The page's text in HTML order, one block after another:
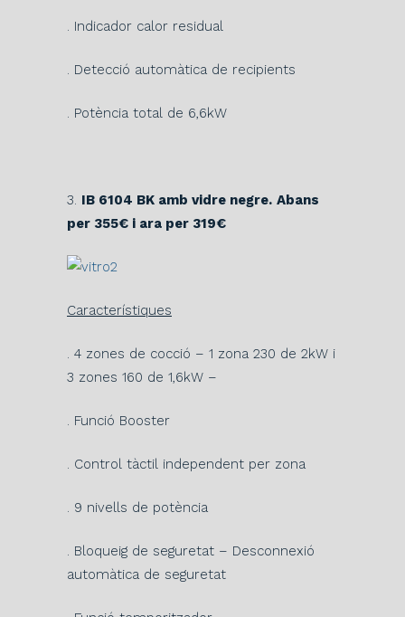
. Indicador calor residual
. Detecció automàtica de recipients
. Potència total de 6,6kW
3. IB 6104 BK amb vidre negre. Abans
per 355€ i ara per 319€
Característiques
. 4 zones de cocció – 1 zona 230 de 2kW i
3 zones 160 de 1,6kW –
. Funció Booster
. Control tàctil independent per zona
. 9 nivells de potència
. Bloqueig de seguretat – Desconnexió
automàtica de seguretat